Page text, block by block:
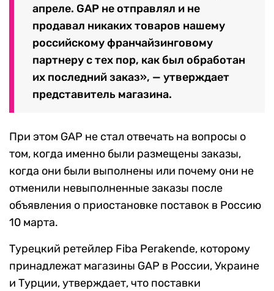
апреле. GAP не отправлял и не
продавал никаких товаров нашему
российскому франчайзинговому
партнеру с тех пор, как был обработан
их последний заказ», — утверждает
представитель магазина.
При этом GAP не стал отвечать на вопросы о
том, когда именно были размещены заказы,
когда они были выполнены или почему они не
отменили невыполненные заказы после
объявления о приостановке поставок в Россию
10 марта.
Турецкий ретейлер Fiba Perakende, которому
принадлежат магазины GAP в России, Украине
и Турции, утверждает, что поставки